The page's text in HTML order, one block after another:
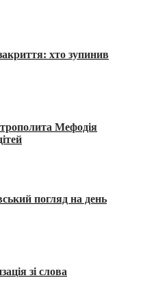
хто зупинив
Мефодія
погляд на день
зі слова